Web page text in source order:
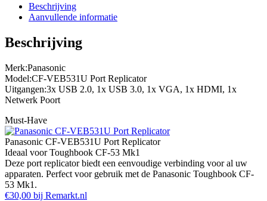
Beschrijving
Aanvullende informatie
Beschrijving
Merk:Panasonic
Model:CF-VEB531U Port Replicator
Uitgangen:3x USB 2.0, 1x USB 3.0, 1x VGA, 1x HDMI, 1x
Netwerk Poort
Must-Have
Panasonic CF-VEB531U Port Replicator
Ideaal voor Toughbook CF-53 Mk1
Deze port replicator biedt een eenvoudige verbinding voor al uw
apparaten. Perfect voor gebruik met de Panasonic Toughbook CF-
53 Mk1.
€30,00 bij Remarkt.nl